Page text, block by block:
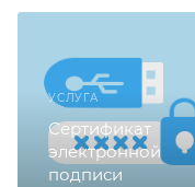
УСЛУГА
Сертификат
электронной
подписи